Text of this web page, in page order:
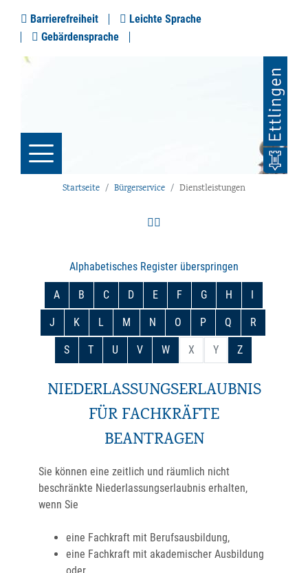
Barrierefreiheit
Leichte Sprache
Gebärdensprache
Startseite Bürgerservice Dienstleistungen
Alphabetisches Register überspringen
A B C D E F G H I
J K L M N O P Q R
S T U V W X Y Z
NIEDERLASSUNGSERLAUBNIS
FÜR FACHKRÄFTE
BEANTRAGEN
Sie können eine zeitlich und räumlich nicht
beschränkte Niederlassungserlaubnis erhalten,
wenn Sie
eine Fachkraft mit Berufsausbildung,
eine Fachkraft mit akademischer Ausbildung